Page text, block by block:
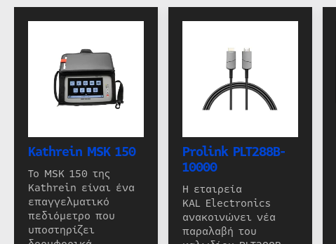
Kathrein MSK 150
Το MSK 150 της
Kathrein είναι ένα
επαγγελματικό
πεδιόμετρο που
υποστηρίζει
Prolink PLT288B-
10000
Η εταιρεία
KAL Electronics
ανακοινώνει νέα
παραλαβή του